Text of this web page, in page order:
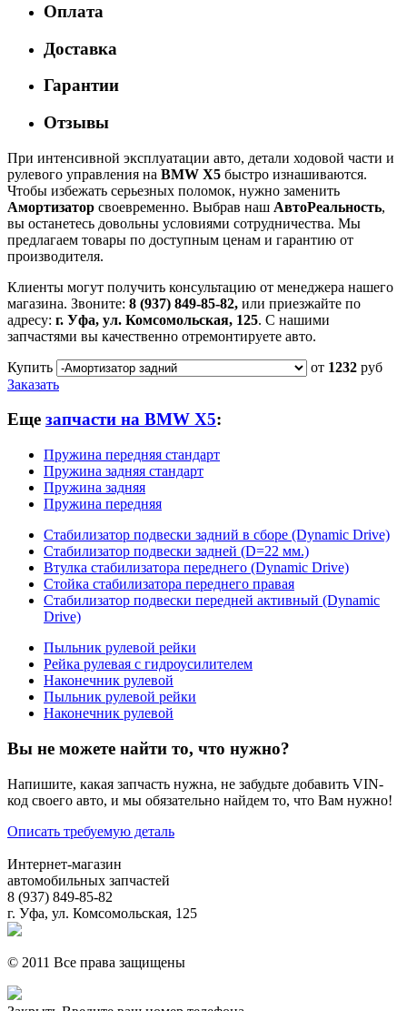
Оплата
Доставка
Гарантии
Отзывы
При интенсивной эксплуатации авто, детали ходовой части и
рулевого управления на BMW X5 быстро изнашиваются.
Чтобы избежать серьезных поломок, нужно заменить
Амортизатор своевременно. Выбрав наш АвтоРеальность,
вы останетесь довольны условиями сотрудничества. Мы
предлагаем товары по доступным ценам и гарантию от
производителя.
Клиенты могут получить консультацию от менеджера нашего
магазина. Звоните: 8 (937) 849-85-82, или приезжайте по
адресу: г. Уфа, ул. Комсомольская, 125. С нашими
запчастями вы качественно отремонтируете авто.
Купить
от 1232 руб
Заказать
Еще запчасти на BMW X5:
Пружина передняя стандарт
Пружина задняя стандарт
Пружина задняя
Пружина передняя
Стабилизатор подвески задний в сборе (Dynamic Drive)
Стабилизатор подвески задней (D=22 мм.)
Втулка стабилизатора переднего (Dynamic Drive)
Стойка стабилизатора переднего правая
Стабилизатор подвески передней активный (Dynamic
Drive)
Пыльник рулевой рейки
Рейка рулевая с гидроусилителем
Наконечник рулевой
Пыльник рулевой рейки
Наконечник рулевой
Вы не можете найти то, что нужно?
Напишите, какая запчасть нужна, не забудьте добавить VIN-
код своего авто, и мы обязательно найдем то, что Вам нужно!
Описать требуемую деталь
Интернет-магазин
автомобильных запчастей
8 (937) 849-85-82
г. Уфа, ул. Комсомольская, 125
© 2011 Все права защищены